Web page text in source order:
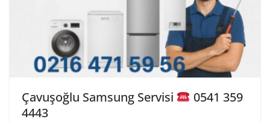
Çavuşoğlu Samsung Servisi
0541 359
4443